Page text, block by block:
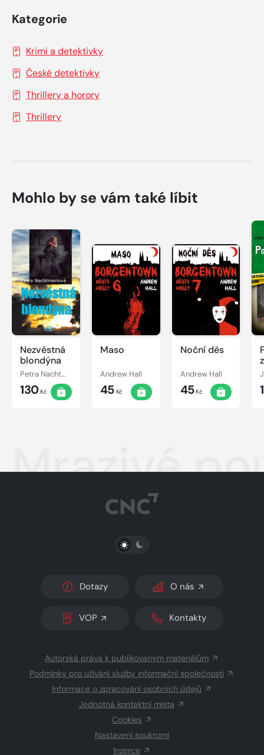
Kategorie
Krimi a detektivky
České detektivky
Thrillery a horory
Thrillery
Mohlo by se vám také líbit
Nezvěstná
blondýna
Petra Nachtmanová
130Kč
Maso
Andrew Hall
45Kč
Noční děs
Andrew Hall
45Kč
Mrazivé
PŘEPNOUT SVĚTLÝ/TMAVÝ REŽIM
Dotazy O nás
VOP Kontakty
Autorská práva k publikovaným materiálům
Podmínky pro užívání služby informační společnosti
Informace o zpracování osobních údajů
Jednotná kontaktní místa
Cookies
Nastavení soukromí
Inzerce